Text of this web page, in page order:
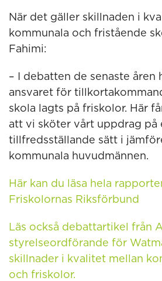
När det gäller skillnaden i
kommunala och fristående
Fahimi:
– I debatten de senaste åren
ansvaret för
skola lagts på friskolor. Här
att vi sköter vårt uppdrag på
tillfredsställande sätt i
kommunala huvudmännen.
Här kan du läsa hela
Friskolornas Riksförbund
Läs också debattartikel från
styrelseordförande för
skillnader i kvalitet mellan
och friskolor.